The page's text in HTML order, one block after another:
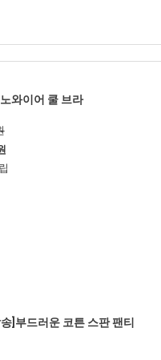
와이어 쿨 브라
송]부드러운 코튼 스판 팬티